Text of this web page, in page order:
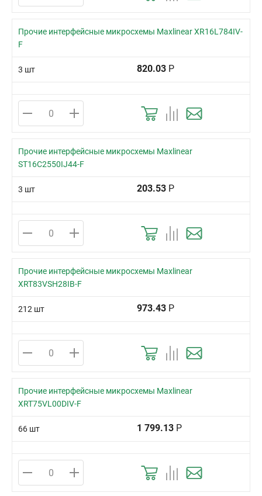
Прочие интерфейсные микросхемы Maxlinear XR16L784IV-
F
3 шт 820.03 Р
Прочие интерфейсные микросхемы Maxlinear
ST16C2550IJ44-F
3 шт 203.53 Р
Прочие интерфейсные микросхемы Maxlinear
XRT83VSH28IB-F
212 шт 973.43 Р
Прочие интерфейсные микросхемы Maxlinear
XRT75VL00DIV-F
66 шт 1 799.13 Р